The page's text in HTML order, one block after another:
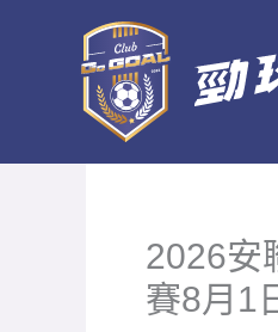
2026安
賽8月1